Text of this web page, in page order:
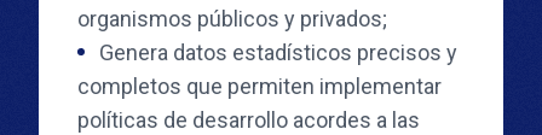
organismos públicos y privados;
Genera datos estadísticos precisos y
completos que permiten implementar
políticas de desarrollo acordes a las